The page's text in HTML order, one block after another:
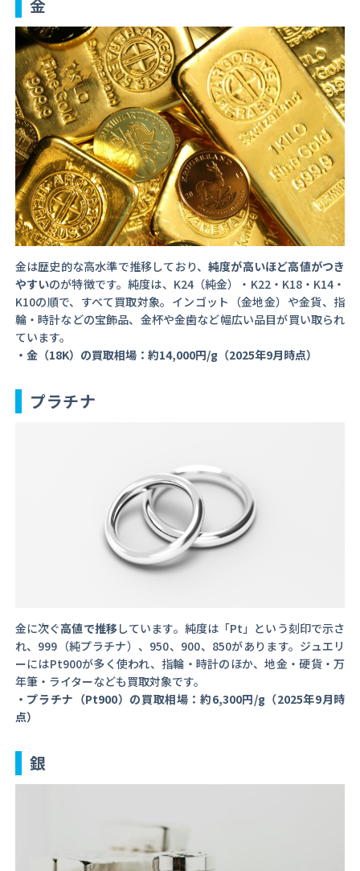
金
金は歴史的な高水準で推移しており、純度が高いほど高値がつき
やすいのが特徴です。純度は、K24（純金）・K22・K18・K14・
K10の順で、すべて買取対象。インゴット（金地金）や金貨、指
輪・時計などの宝飾品、金杯や金歯など幅広い品目が買い取られ
ています。
・金（18K）の買取相場：約14,000円/g（2025年9月時点）
プラチナ
金に次ぐ高値で推移しています。純度は「Pt」という刻印で示さ
れ、999（純プラチナ）、950、900、850があります。ジュエリ
ーにはPt900が多く使われ、指輪・時計のほか、地金・硬貨・万
年筆・ライターなども買取対象です。
・プラチナ（Pt900）の買取相場：約6,300円/g（2025年9月時
点）
銀